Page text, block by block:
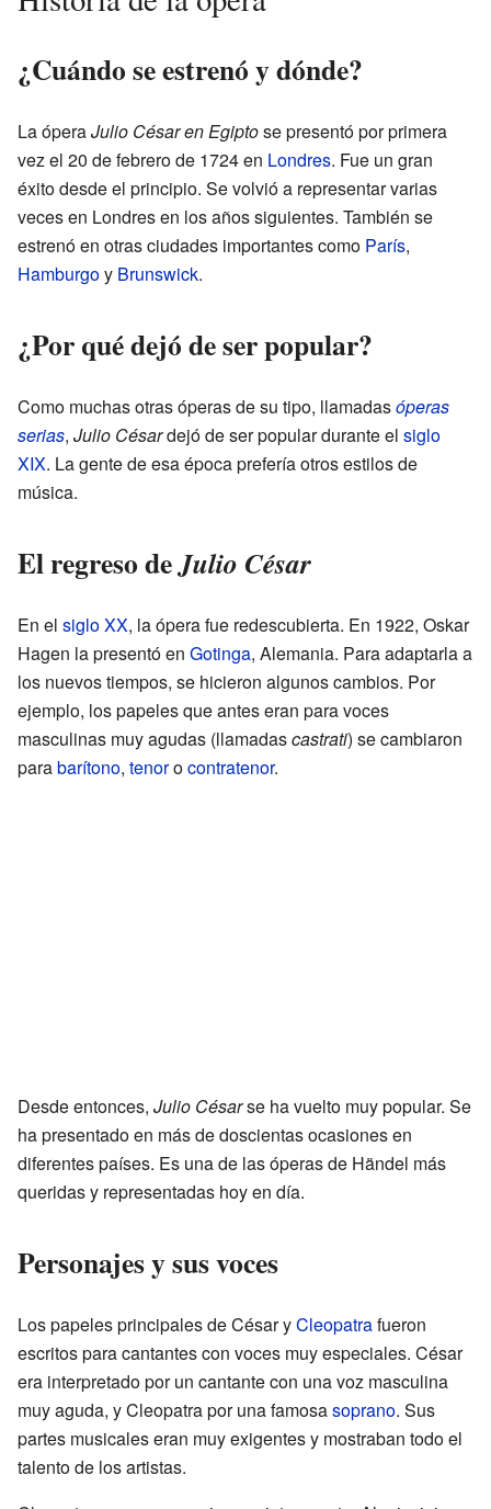
¿Cuándo se estrenó y dónde?
La óperaJulio César en Egiptose presentó por primera
vez el 20 de febrero de 1724 en Londres. Fue un gran
éxito desde el principio. Se volvió a representar varias
veces en Londres en los años siguientes. También se
estrenó en otras ciudades importantes como París,
Hamburgoy Brunswick.
¿Por qué dejó de ser popular?
Como muchas otras óperas de su tipo, llamadasóperas
serias, Julio Césardejó de ser popular durante el siglo
XIX. La gente de esa época prefería otros estilos de
música.
El regreso deJulio César
En el siglo XX, la ópera fue redescubierta. En 1922, Oskar
Hagen la presentó en Gotinga, Alemania. Para adaptarla a
los nuevos tiempos, se hicieron algunos cambios. Por
ejemplo, los papeles que antes eran para voces
masculinas muy agudas (llamadascastrati) se cambiaron
parabarítono, tenorocontratenor.
Desde entonces, Julio Césarse ha vuelto muy popular. Se
ha presentado en más de doscientas ocasiones en
diferentes países. Es una de las óperas de Händel más
queridas y representadas hoy en día.
Personajes y sus voces
Los papeles principales de César yCleopatrafueron
escritos para cantantes con voces muy especiales. César
era interpretado por un cantante con una voz masculina
muy aguda, y Cleopatra por una famosasoprano. Sus
partes musicales eran muy exigentes y mostraban todo el
talento de los artistas.